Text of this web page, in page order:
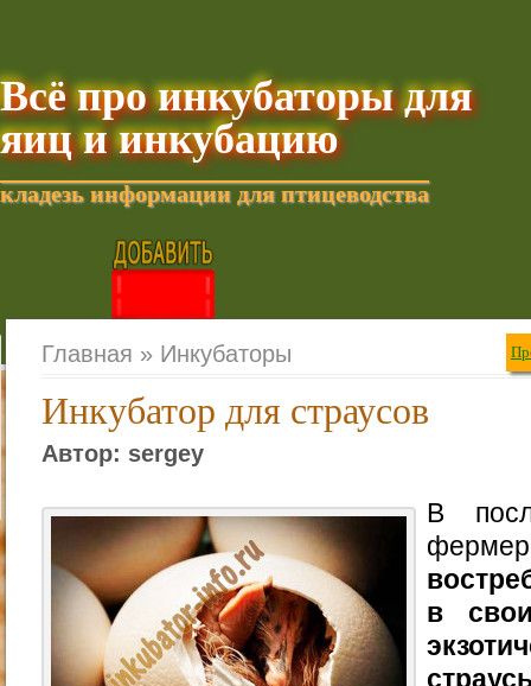
Всё про инкубаторы для
яиц и инкубацию
кладезь информации для птицеводства
Добавить текущую
Главная » Инкубаторы
Инкубатор для страусов
Автор: sergey
В
в